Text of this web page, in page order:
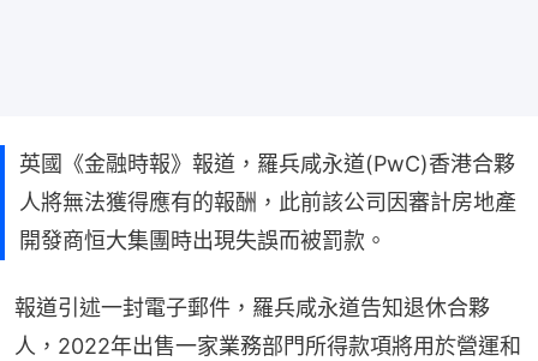
英國《金融時報》報道，羅兵咸永道(PwC)香港合夥
人將無法獲得應有的報酬，此前該公司因審計房地產
開發商恒大集團時出現失誤而被罰款。
報道引述一封電子郵件，羅兵咸永道告知退休合夥
人，2022年出售一家業務部門所得款項將用於營運和